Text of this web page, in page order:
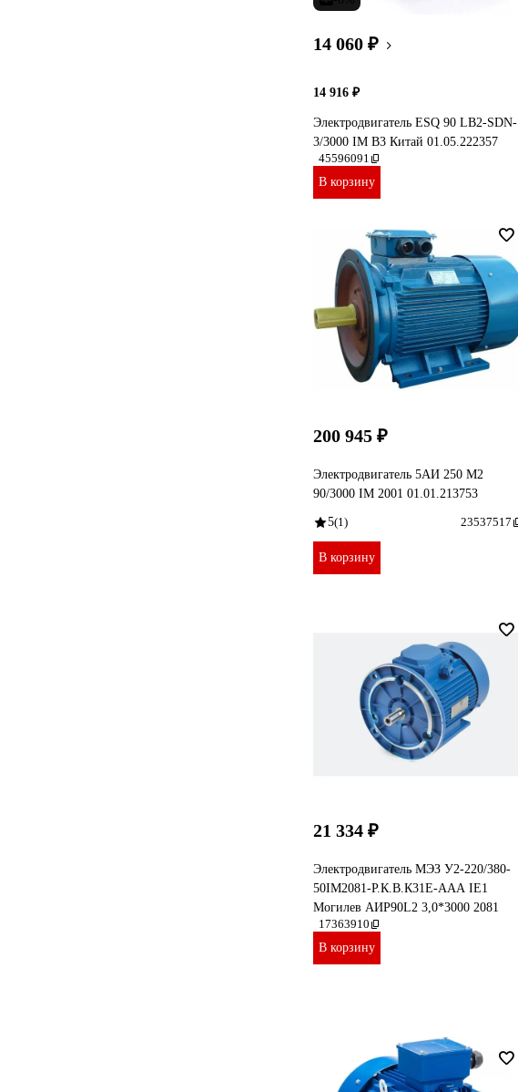
14 060 ₽
14 916 ₽
Электродвигатель ESQ 90 LB2-SDN-
3/3000 IM B3 Китай 01.05.222357
45596091
В корзину
200 945 ₽
Электродвигатель 5АИ 250 М2
90/3000 IM 2001 01.01.213753
5(1) 23537517
В корзину
21 334 ₽
Электродвигатель МЭЗ У2-220/380-
50IM2081-Р.К.В.К31Е-ААА IE1
Могилев АИР90L2 3,0*3000 2081
17363910
В корзину